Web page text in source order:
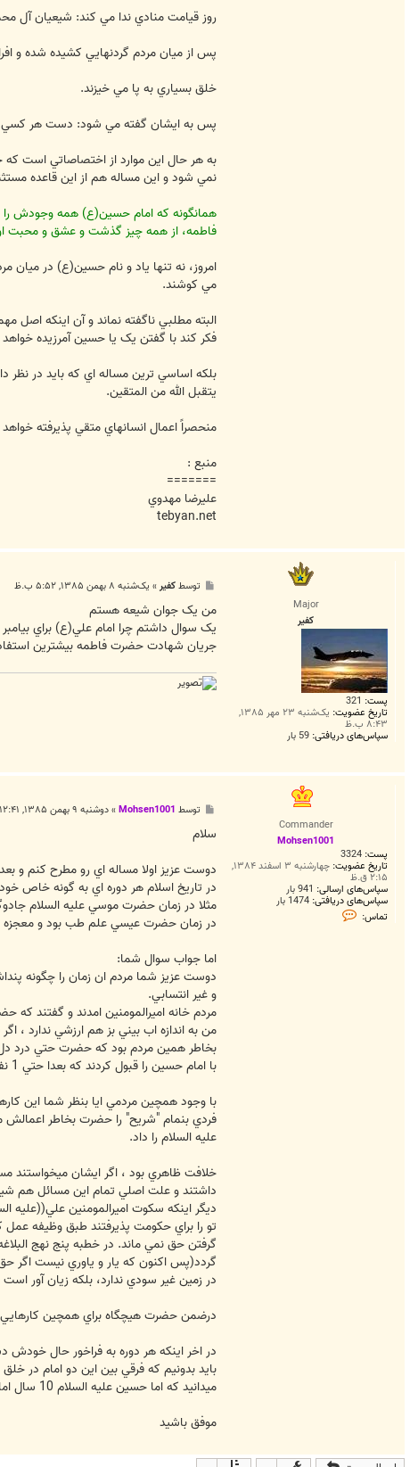
روز قيامت منادي ندا مي کند: شيعيان آل
پس از ميان مردم گردنهايي کشيده شده و
خلق بسياري به پا مي خيزند.
پس به ايشان گفته مي شود: دست هر کسي را
به هر حال اين موارد از اختصاصاتي است
نمي شود و اين مساله هم از اين قاعده
همانگونه که امام حسين(ع) همه وجودش را
فاطمه، از همه چيز گذشت و عشق و محبت او
امروز، نه تنها ياد و نام حسين(ع) در
مي کوشند.
البته مطلبي ناگفته نماند و آن اينکه
فکر کند با گفتن يک يا حسين آمرزيده
بلکه اساسي ترين مساله اي که بايد در نظر
يتقبل الله من المتقين.
منحصراً اعمال انسانهاي متقي پذيرفته
منبع :
=======
عليرضا مهدوي
tebyan.net
Major
کفير
پست: 321
تاریخ عضویت: یک‌شنبه ۲۳ مهر ۱۳۸۵,
۸:۴۳ ب.ظ
سپاس‌های دریافتی: 59 بار
ت
توسطکفير» یک‌شنبه ۸ بهمن ۱۳۸۵, ۵:۵۲ ب.ظ
من يک جوان شيعه هستم
جريان شهادت حضرت فاطمه بيشترين
Commander
Mohsen1001
پست: 3324
تاریخ عضویت: چهارشنبه ۳ اسفند ۱۳۸۴,
۲:۱۵ ق.ظ
سپاس‌های ارسالی: 941 بار
سپاس‌های دریافتی: 1474 بار
تماس:
ت
ت
توسط Mohsen1001
»دوشنبه ۹ بهمن ۱۳۸۵, ۱۲:۴۱ ق.ظ
سلام
دوست عزيز اولا مساله اي رو مطرح کنم و
در تاريخ اسلام هر دوره اي به گونه خاص
مثلا در زمان حضرت موسي عليه السلام
در زمان حضرت عيسي علم طب بود و معجزه
اما جواب سوال شما:
دوست عزيز شما مردم ان زمان را چگونه
و غير انتسابي.
مردم خانه اميرالمومنين امدند و گفتند که
من به اندازه اب بيني بز هم ارزشي ندارد ،
با امام حسين را قبول کردند که بعدا حتي 1 نفرشون هم بغير از اصحاب بر قول خود پايبند نشد !!
با وجود همچين مردمي ايا بنظر شما اين
فردي بنمام "شريح" را حضرت بخاطر اعمالش
عليه السلام را داد.
خلافت ظاهري بود ، اگر ايشان ميخواستند
داشتند و علت اصلي تمام اين مسائل هم
ديگر اينکه سكوت اميرالمومنين علي((عليه
تو را براي حكومت پذيرفتند طبق وظيفه
گرفتن حق نمي ماند. در خطبه پنج نهج
گردد(پس اكنون كه يار و ياوري نيست اگر
در زمين غير سودي ندارد، بلكه زيان آور است
درضمن حضرت هيچگاه براي همچين کارهايي
در اخر اينکه هر دوره به فراخور حال خودش
بايد بدونيم که فرقي بين اين دو امام در
ميدانيد که اما حسين عليه السلام 10 سال امامت کردند و حدود 9.5 سال بر همان صلح برادرشان پابرجا بودند و بخاطر دعوت کوفيان به انجا امدند که همچين جوابي به ايشان داده شد.
موفق باشيد